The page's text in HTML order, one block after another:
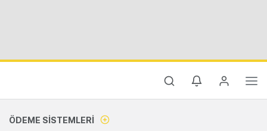
ÖDEME SISTEMLERI